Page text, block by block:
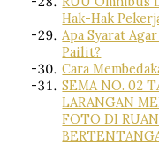
Hak-Hak
Apa Syarat
Pailit?
Cara
SEMA NO. 02
LARANGAN
FOTO DI